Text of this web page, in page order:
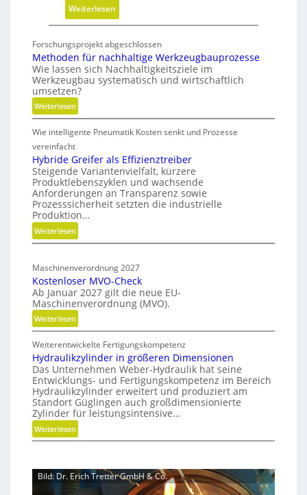
a
t
i
g
t
-
R
o
a
p
Weiterlesen
N
u
e
V
s
i
n
d
e
r
-
S
i
m
a
t
i
o
n
Forschungsprojekt abgeschlossen
Methoden für nachhaltige Werkzeugbauprozesse
Wie lassen sich Nachhaltigkeitsziele im
Werkzeugbau systematisch und wirtschaftlich
umsetzen?
Weiterlesen:
M
e
h
o
d
e
n
f
ü
c
h
h
a
l
i
g
e
W
e
r
k
e
u
Wie intelligente Pneumatik Kosten senkt und Prozesse
vereinfacht
Hybride Greifer als Effizienztreiber
Steigende Variantenvielfalt, kürzere
Produktlebenszyklen und wachsende
Anforderungen an Transparenz sowie
Prozesssicherheit setzten die industrielle
Produktion…
Weiterlesen:
H
b
r
i
d
e
G
r
e
i
f
e
r
a
l
ff
Maschinenverordnung 2027
Kostenloser MVO-Check
Ab Januar 2027 gilt die neue EU-
Maschinenverordnung (MVO).
Weiterlesen:
K
o
s
t
e
n
l
o
s
M
V
Weiterentwickelte Fertigungskompetenz
Hydraulikzylinder in größeren Dimensionen
Das Unternehmen Weber-Hydraulik hat seine
Entwicklungs- und Fertigungskompetenz im Bereich
Hydraulikzylinder erweitert und produziert am
Standort Güglingen auch großdimensionierte
Zylinder für leistungsintensive…
Weiterlesen:
H
d
r
Bild: Dr. Erich Tretter GmbH & Co.